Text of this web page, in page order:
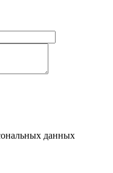
данных